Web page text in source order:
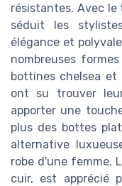
résistantes. Avec le
séduit les
élégance et
nombreuses
bottines chelsea et
ont su trouver
apporter une
plus des bottes
alternative
robe d'une femme.
cuir, est apprécié